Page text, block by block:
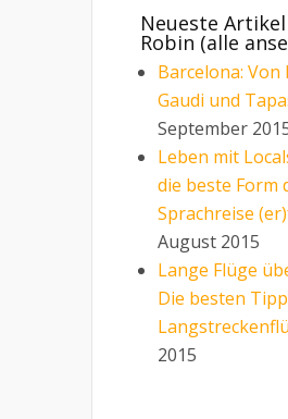
Neueste
Robin (alle
Barcelona: Von
Gaudi und
September
Leben mit
die beste Form
Sprachreise
August 2015
Lange Flüge
Die besten
2015